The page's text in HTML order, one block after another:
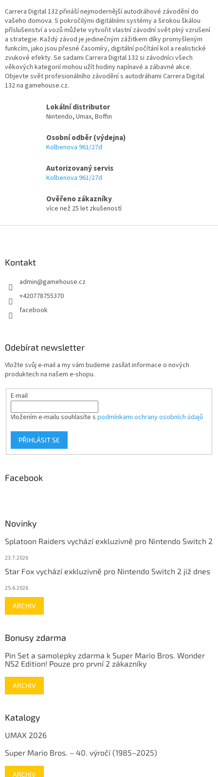
a
c
í
p
r
v
k
y
p
i
u
v
á
n
Carrera Digital 132 přináší nejmodernější autodráhové závodění do
vašeho domova. S pokročilými digitálními systémy a širokou škálou
příslušenství a vozů můžete vytvořit vlastní závodní svět plný vzrušení
a strategie. Každý závod je jedinečným zážitkem díky promyšleným
funkcím, jako jsou přesné časomíry, digitální počítání kol a realistické
zvukové efekty. Se sadami Carrera Digital 132 si závodníci všech
věkových kategorií mohou užít hodiny napínavé a zábavné akce.
Objevte svět profesionálního závodění s autodráhami Carrera Digital
132 na gamehouse.cz.
Lokální distributor
Nintendo, Umax, Boffin
Osobní odběr (výdejna)
Kolbenova 961/27d
Autorizovaný servis
Kolbenova 961/27d
Ověřeno zákazníky
více než 25 let zkušeností
Kontakt
admin@gamehouse.cz
+420778755370
facebook
Odebírat newsletter
Vložte svůj e-mail a my vám budeme zasílat informace o nových
produktech na našem e-shopu.
E-mail
Vložením e-mailu souhlasíte s podmínkami ochrany osobních údajů
PŘIHLÁSIT SE
Facebook
Novinky
Splatoon Raiders vychází exkluzivně pro Nintendo Switch 2
23.7.2026
Star Fox vychází exkluzivně pro Nintendo Switch 2 již dnes
25.6.2026
ARCHIV
Bonusy zdarma
Pin Set a samolepky zdarma k Super Mario Bros. Wonder
NS2 Edition! Pouze pro první 2 zákazníky
ARCHIV
Katalogy
UMAX 2026
Super Mario Bros. – 40. výročí (1985–2025)
ARCHIV